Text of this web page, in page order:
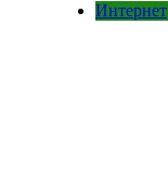
Интернет